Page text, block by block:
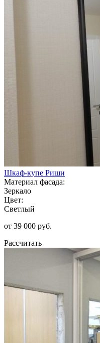
Шкаф-купе Риши
Материал фасада:
Зеркало
Цвет:
Светлый
от 39 000 руб.
Рассчитать